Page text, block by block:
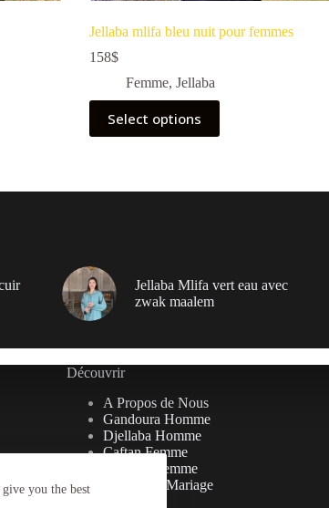
you the best
Jellaba mlifa bleu nuit pour femmes
158$
Femme, Jellaba
Select options
Jellaba Mlifa vert eau avec
zwak maalem
Découvrir
A Propos de Nous
Gandoura Homme
Djellaba Homme
Caftan Femme
Djellaba Femme
Collection Mariage